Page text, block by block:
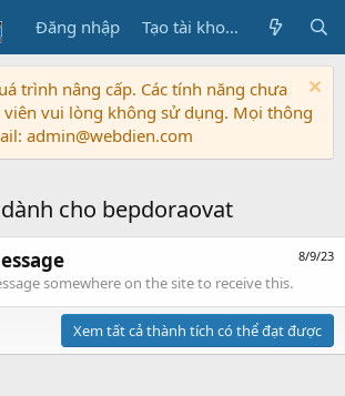
Đăng nhập Tạo tài khoản
trình nâng cấp. Các tính năng chưa
viên vui lòng không sử dụng. Mọi thông
admin@webdien.com
cho bepdoraovat
8/9/23
somewhere on the site to receive this.
Xem tất cả thành tích có thể đạt được